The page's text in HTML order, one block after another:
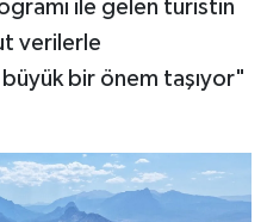
ile gelen turistin
verilerle
bir önem taşıyor"